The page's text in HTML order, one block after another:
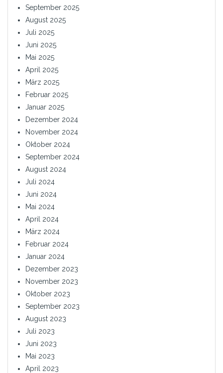
September 2025
August 2025
Juli 2025
Juni 2025
Mai 2025
April 2025
März 2025
Februar 2025
Januar 2025
Dezember 2024
November 2024
Oktober 2024
September 2024
August 2024
Juli 2024
Juni 2024
Mai 2024
April 2024
März 2024
Februar 2024
Januar 2024
Dezember 2023
November 2023
Oktober 2023
September 2023
August 2023
Juli 2023
Juni 2023
Mai 2023
April 2023